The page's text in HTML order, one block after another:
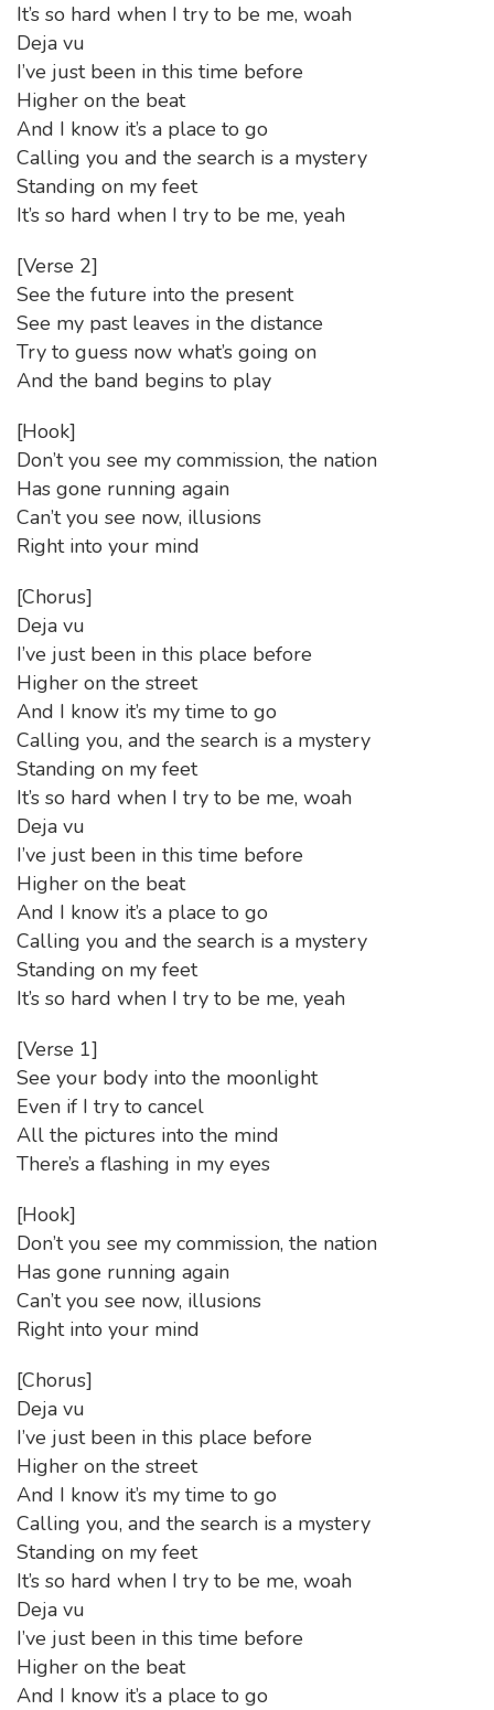
It’s so hard when I try to be me, woah
Deja vu
I’ve just been in this time before
Higher on the beat
And I know it’s a place to go
Calling you and the search is a mystery
Standing on my feet
It’s so hard when I try to be me, yeah
[Verse 2]
See the future into the present
See my past leaves in the distance
Try to guess now what’s going on
And the band begins to play
[Hook]
Don’t you see my commission, the nation
Has gone running again
Can’t you see now, illusions
Right into your mind
[Chorus]
Deja vu
I’ve just been in this place before
Higher on the street
And I know it’s my time to go
Calling you, and the search is a mystery
Standing on my feet
It’s so hard when I try to be me, woah
Deja vu
I’ve just been in this time before
Higher on the beat
And I know it’s a place to go
Calling you and the search is a mystery
Standing on my feet
It’s so hard when I try to be me, yeah
[Verse 1]
See your body into the moonlight
Even if I try to cancel
All the pictures into the mind
There’s a flashing in my eyes
[Hook]
Don’t you see my commission, the nation
Has gone running again
Can’t you see now, illusions
Right into your mind
[Chorus]
Deja vu
I’ve just been in this place before
Higher on the street
And I know it’s my time to go
Calling you, and the search is a mystery
Standing on my feet
It’s so hard when I try to be me, woah
Deja vu
I’ve just been in this time before
Higher on the beat
And I know it’s a place to go